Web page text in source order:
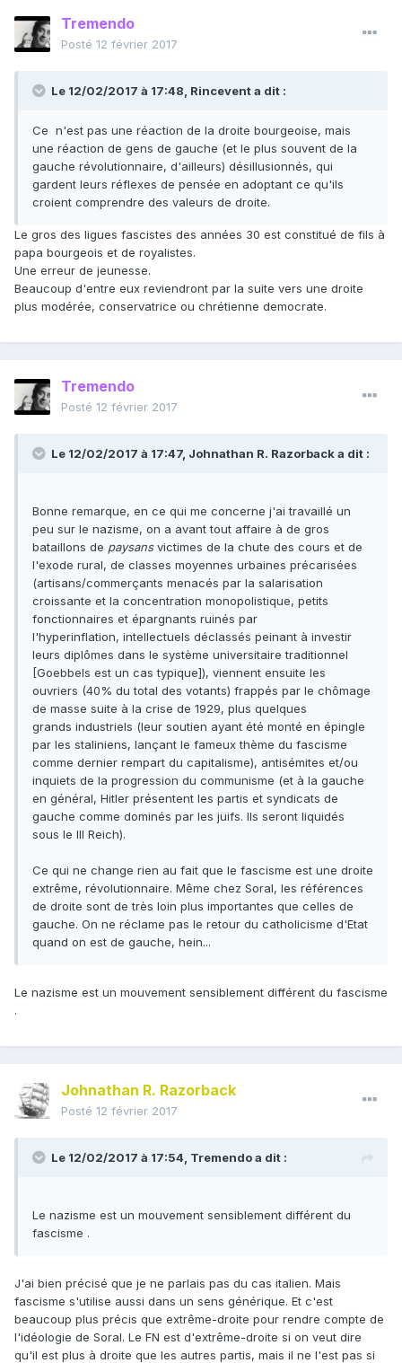
Tremendo
Posté 12 février 2017
Le 12/02/2017 à 17:48, Rincevent a dit :
Ce n'est pas une réaction de la droite bourgeoise, mais
une réaction de gens de gauche (et le plus souvent de la
gauche révolutionnaire, d'ailleurs) désillusionnés, qui
gardent leurs réflexes de pensée en adoptant ce qu'ils
croient comprendre des valeurs de droite.
Le gros des ligues fascistes des années 30 est constitué de fils à
papa bourgeois et de royalistes.
Une erreur de jeunesse.
Beaucoup d'entre eux reviendront par la suite vers une droite
plus modérée, conservatrice ou chrétienne democrate.
Tremendo
Posté 12 février 2017
Le 12/02/2017 à 17:47, Johnathan R. Razorbacka dit :
Bonne remarque, en ce qui me concerne j'ai travaillé un
peu sur le nazisme, on a avant tout affaire à de gros
bataillons de paysansvictimes de la chute des cours et de
l'exode rural, de classes moyennes urbaines précarisées
(artisans/commerçants menacés par la salarisation
croissante et la concentration monopolistique, petits
fonctionnaires et épargnants ruinés par
l'hyperinflation, intellectuels déclassés peinant à investir
leurs diplômes dans le système universitaire traditionnel
[Goebbels est un cas typique]), viennent ensuite les
ouvriers (40% du total des votants) frappés par le chômage
de masse suite à la crise de 1929, plus quelques
grands industriels (leur soutien ayant été monté en épingle
par les staliniens, lançant le fameux thème du fascisme
comme dernier rempart du capitalisme), antisémites et/ou
inquiets de la progression du communisme (et à la gauche
en général, Hitler présentent les partis et syndicats de
gauche comme dominés par les juifs. Ils seront liquidés
sous le III Reich).
Ce qui ne change rien au fait que le fascisme est une droite
extrême, révolutionnaire. Même chez Soral, les références
de droite sont de très loin plus importantes que celles de
gauche. On ne réclame pas le retour du catholicisme d'Etat
quand on est de gauche, hein...
Le nazisme est un mouvement sensiblement différent du fascisme
.
Johnathan R. Razorback
Posté 12 février 2017
Le 12/02/2017 à 17:54, Tremendoa dit :
Le nazisme est un mouvement sensiblement différent du
fascisme .
J'ai bien précisé que je ne parlais pas du cas italien. Mais
fascisme s'utilise aussi dans un sens générique. Et c'est
beaucoup plus précis que extrême-droite pour rendre compte de
l'idéologie de Soral. Le FN est d'extrême-droite si on veut dire
qu'il est plus à droite que les autres partis, mais il ne l'est pas si